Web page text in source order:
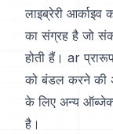
लाइब्रेरी आर्काइव
का संग्रह है जो
होती हैं। ar
को बंडल करने की
के लिए अन्य
है।